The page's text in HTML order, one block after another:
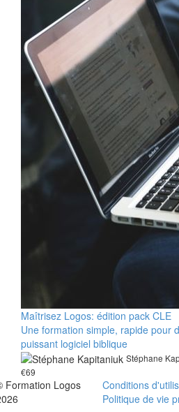
Maîtrisez Logos: édition pack CLE
Une formation simple, rapide pour
puissant logiciel biblique
Stéphane
€69
Formation Logos
Conditions
Politique de vie